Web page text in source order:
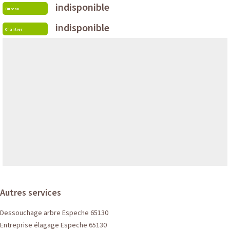
Bureau indisponible
Chantier indisponible
Autres services
Dessouchage arbre Espeche 65130
Entreprise élagage Espeche 65130